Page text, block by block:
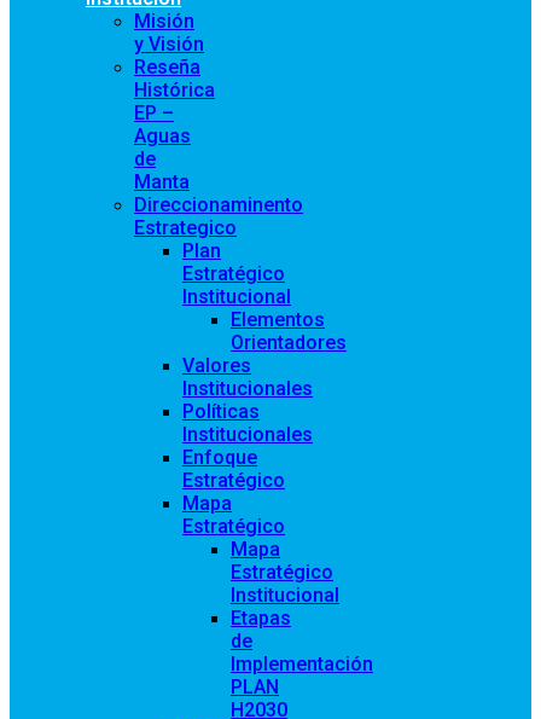
Misión
y Visión
Reseña
Histórica
EP –
Aguas
de
Manta
Direccionaminento
Estrategico
Plan
Estratégico
Institucional
Elementos
Orientadores
Valores
Institucionales
Políticas
Institucionales
Enfoque
Estratégico
Mapa
Estratégico
Mapa
Estratégico
Institucional
Etapas
de
Implementación
PLAN
H2030